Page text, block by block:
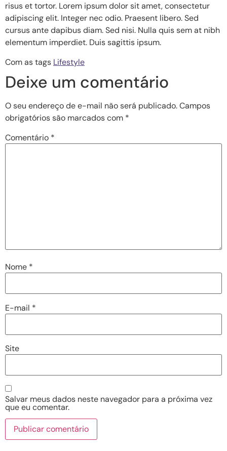
risus et tortor. Lorem ipsum dolor sit amet, consectetur
adipiscing elit. Integer nec odio. Praesent libero. Sed
cursus ante dapibus diam. Sed nisi. Nulla quis sem at nibh
elementum imperdiet. Duis sagittis ipsum.
Com as tags Lifestyle
Deixe um comentário
O seu endereço de e-mail não será publicado.Campos
obrigatórios são marcados com *
Comentário *
Nome *
E-mail *
Site
Salvar meus dados neste navegador para a próxima vez
que eu comentar.